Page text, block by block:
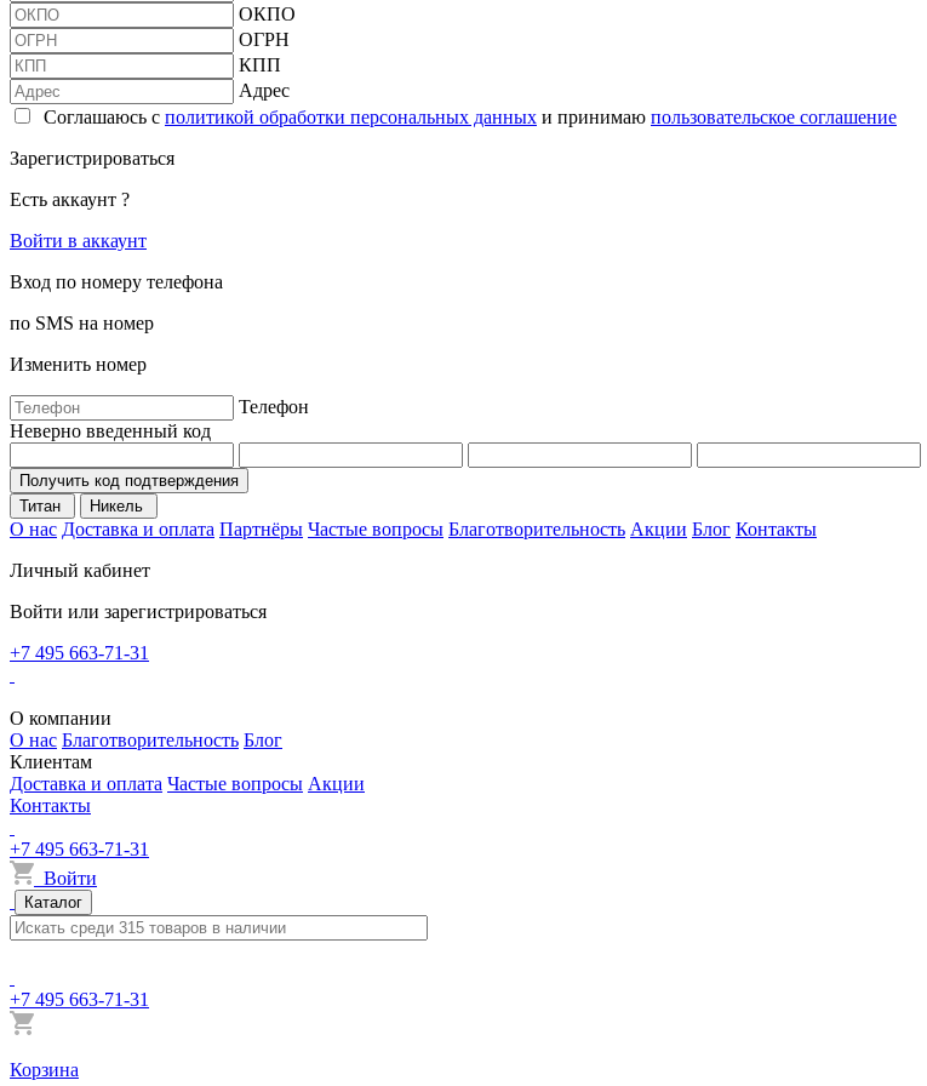
ОКПО
ОГРН
КПП
Адрес
Соглашаюсь с политикой обработки персональных данных и принимаю пользовательское соглашение
Зарегистрироваться
Есть аккаунт ?
Войти в аккаунт
Вход по номеру телефона
по SMS на номер
Изменить номер
Телефон
Неверно введенный код
Получить код подтверждения
Титан
Никель
О нас Доставка и оплата Партнёры Частые вопросы Благотворительность Акции Блог Контакты
Личный кабинет
Войти или зарегистрироваться
+7 495 663-71-31
О компании
О нас Благотворительность Блог
Клиентам
Доставка и оплата Частые вопросы Акции
Контакты
+7 495 663-71-31
Войти
Каталог
+7 495 663-71-31
Корзина